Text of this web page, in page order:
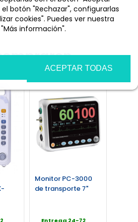
botón "Rechazar", configurarlas
cookies". Puedes ver nuestra
información".
ACEPTAR TODAS
Monitor PC-3000
de transporte 7"
Entrega 24-72